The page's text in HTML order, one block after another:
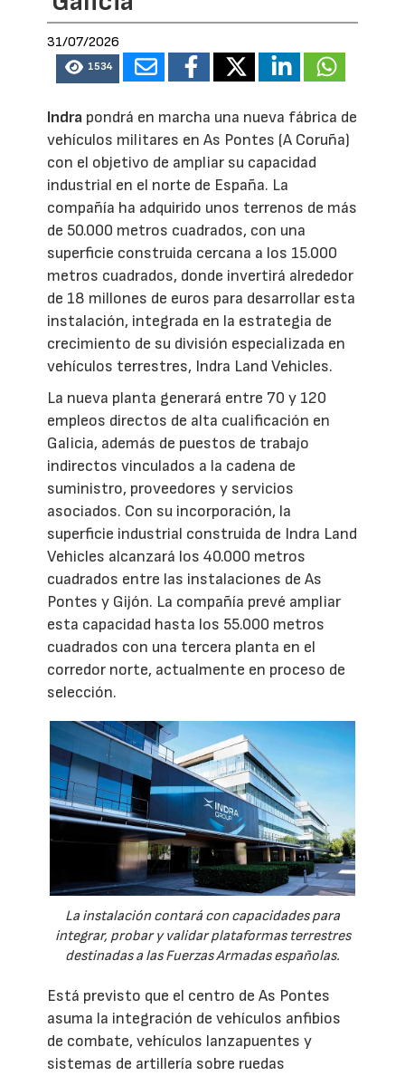
31/07/2026
1534
Indra pondrá en marcha una nueva fábrica de
vehículos militares en As Pontes (A Coruña)
con el objetivo de ampliar su capacidad
industrial en el norte de España. La
compañía ha adquirido unos terrenos de más
de 50.000 metros cuadrados, con una
superficie construida cercana a los 15.000
metros cuadrados, donde invertirá alrededor
de 18 millones de euros para desarrollar esta
instalación, integrada en la estrategia de
crecimiento de su división especializada en
vehículos terrestres, Indra Land Vehicles.
La nueva planta generará entre 70 y 120
empleos directos de alta cualificación en
Galicia, además de puestos de trabajo
indirectos vinculados a la cadena de
suministro, proveedores y servicios
asociados. Con su incorporación, la
superficie industrial construida de Indra Land
Vehicles alcanzará los 40.000 metros
cuadrados entre las instalaciones de As
Pontes y Gijón. La compañía prevé ampliar
esta capacidad hasta los 55.000 metros
cuadrados con una tercera planta en el
corredor norte, actualmente en proceso de
selección.
La instalación contará con capacidades para
integrar, probar y validar plataformas terrestres
destinadas a las Fuerzas Armadas españolas.
Está previsto que el centro de As Pontes
asuma la integración de vehículos anfibios
de combate, vehículos lanzapuentes y
sistemas de artillería sobre ruedas